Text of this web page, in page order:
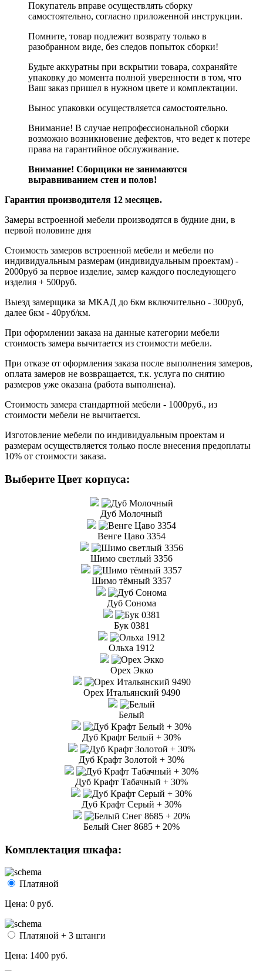
Покупатель вправе осуществлять сборку
самостоятельно, согласно приложенной инструкции.
Помните, товар подлежит возврату только в
разобранном виде, без следов попыток сборки!
Будьте аккуратны при вскрытии товара, сохраняйте
упаковку до момента полной уверенности в том, что
Ваш заказ пришел в нужном цвете и комплектации.
Вынос упаковки осуществляется самостоятельно.
Внимание! В случае непрофессиональной сборки
возможно возникновение дефектов, что ведет к потере
права на гарантийное обслуживание.
Внимание! Сборщики не занимаются
выравниванием стен и полов!
Гарантия производителя 12 месяцев.
Замеры встроенной мебели производятся в будние дни, в
первой половине дня
Стоимость замеров встроенной мебели и мебели по
индивидуальным размерам (индивидуальным проектам) -
2000руб за первое изделие, замер каждого последующего
изделия + 500руб.
Выезд замерщика за МКАД до 6км включительно - 300руб,
далее 6км - 40руб/км.
При оформлении заказа на данные категории мебели
стоимость замера вычитается из стоимости мебели.
При отказе от оформления заказа после выполнения замеров,
оплата замеров не возвращается, т.к. услуга по снятию
размеров уже оказана (работа выполнена).
Стоимость замера стандартной мебели - 1000руб., из
стоимости мебели не вычитается.
Изготовление мебели по индивидуальным проектам и
размерам осуществляется только после внесения предоплаты
10% от стоимости заказа.
Выберите Цвет корпуса:
Дуб Молочный
Венге Цаво 3354
Шимо светлый 3356
Шимо тёмный 3357
Дуб Сонома
Бук 0381
Ольха 1912
Орех Экко
Орех Итальянский 9490
Белый
Дуб Крафт Белый + 30%
Дуб Крафт Золотой + 30%
Дуб Крафт Табачный + 30%
Дуб Крафт Серый + 30%
Белый Снег 8685 + 20%
Комплектация шкафа:
Платяной
Цена: 0 руб.
Платяной + 3 штанги
Цена: 1400 руб.